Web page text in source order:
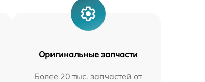
Оригинальные запчасти
Более 20 тыс. запчастей от